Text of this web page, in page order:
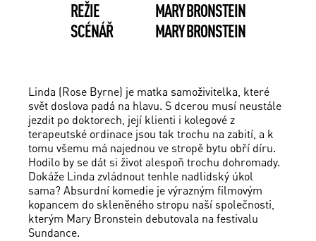
REŽIE
MARY BRONSTEIN
SCÉNÁŘ
MARY BRONSTEIN
Linda (Rose Byrne) je matka samoživitelka, které
svět doslova padá na hlavu. S dcerou musí neustále
jezdit po doktorech, její klienti i kolegové z
terapeutské ordinace jsou tak trochu na zabití, a k
tomu všemu má najednou ve stropě bytu obří díru.
Hodilo by se dát si život alespoň trochu dohromady.
Dokáže Linda zvládnout tenhle nadlidský úkol
sama? Absurdní komedie je výrazným filmovým
kopancem do skleněného stropu naší společnosti,
kterým Mary Bronstein debutovala na festivalu
Sundance.